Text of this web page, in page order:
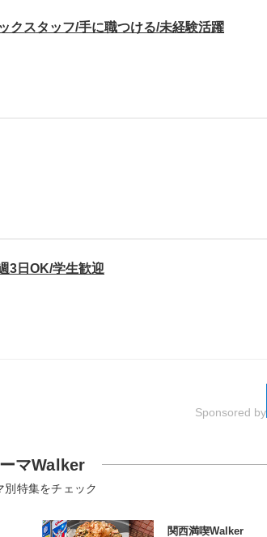
クスタッフ/手に職つける/未経験活躍
3日OK/学生歓迎
Sponsored by
マWalker
別特集をチェック
関西満喫Walker